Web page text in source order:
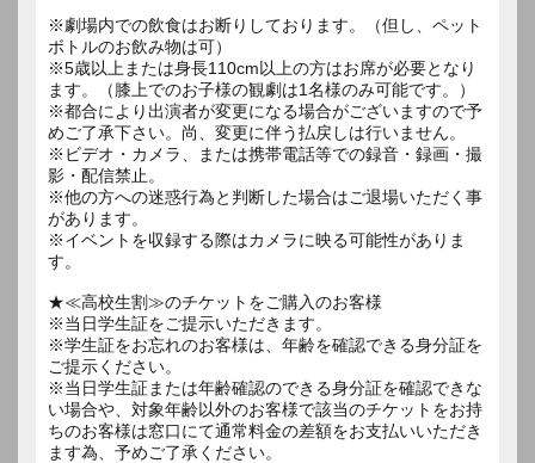
※劇場内での飲食はお断りしております。（但し、ペット
ボトルのお飲み物は可）
※5歳以上または身長110cm以上の方はお席が必要となり
ます。（膝上でのお子様の観劇は1名様のみ可能です。）
※都合により出演者が変更になる場合がございますので予
めご了承下さい。尚、変更に伴う払戻しは行いません。
※ビデオ・カメラ、または携帯電話等での録音・録画・撮
影・配信禁止。
※他の方への迷惑行為と判断した場合はご退場いただく事
があります。
※イベントを収録する際はカメラに映る可能性がありま
す。
★≪高校生割≫のチケットをご購入のお客様
※当日学生証をご提示いただきます。
※学生証をお忘れのお客様は、年齢を確認できる身分証を
ご提示ください。
※当日学生証または年齢確認のできる身分証を確認できな
い場合や、対象年齢以外のお客様で該当のチケットをお持
ちのお客様は窓口にて通常料金の差額をお支払いいただき
ます為、予めご了承ください。